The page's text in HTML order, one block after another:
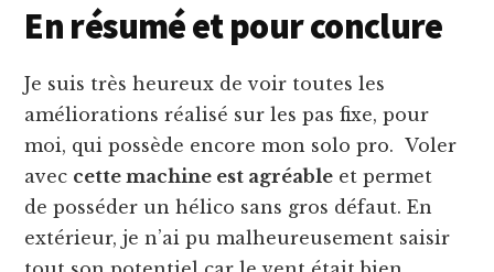
En résumé et pour conclure
Je suis très heureux de voir toutes les
améliorations réalisé sur les pas fixe, pour
moi, qui possède encore mon solo pro. Voler
avec cette machine est agréable et permet
de posséder un hélico sans gros défaut. En
extérieur, je n’ai pu malheureusement saisir